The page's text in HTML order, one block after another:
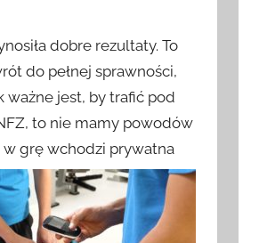
dobre rezultaty. To
do pełnej sprawności,
jest, by trafić pod
to nie mamy powodów
grę wchodzi prywatna